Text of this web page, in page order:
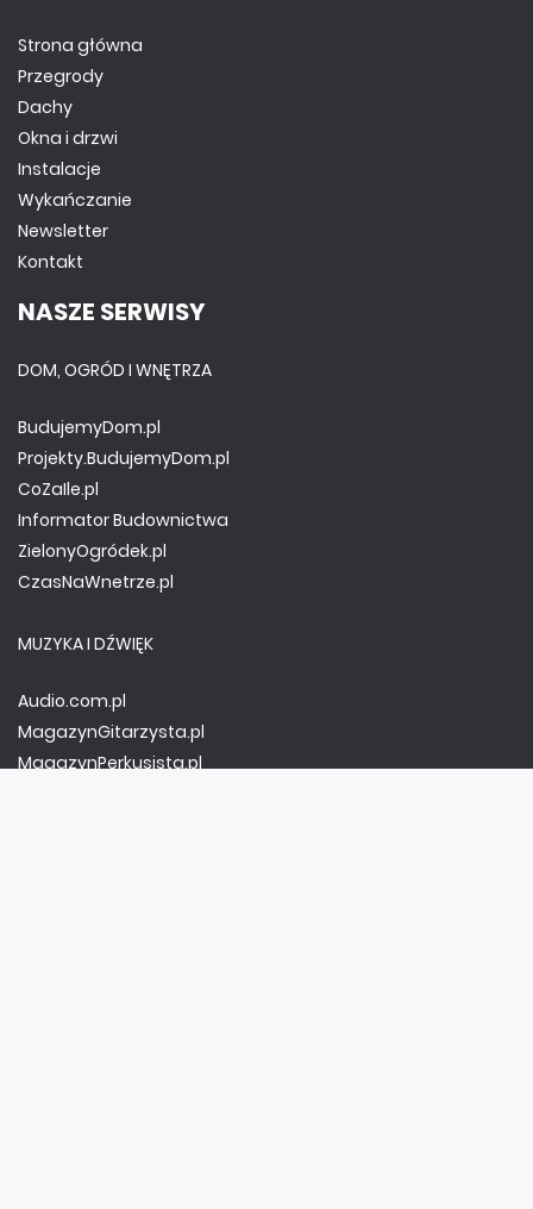
Strona główna
Przegrody
Dachy
Okna i drzwi
Instalacje
Wykańczanie
Newsletter
Kontakt
NASZE SERWISY
DOM, OGRÓD I WNĘTRZA
BudujemyDom.pl
Projekty.BudujemyDom.pl
CoZaIle.pl
Informator Budownictwa
ZielonyOgródek.pl
CzasNaWnetrze.pl
MUZYKA I DŹWIĘK
Audio.com.pl
MagazynGitarzysta.pl
MagazynPerkusista.pl